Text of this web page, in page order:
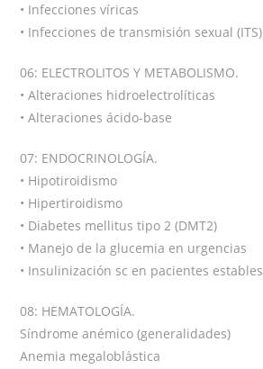
• Infecciones víricas
• Infecciones de transmisión sexual (ITS)
06: ELECTROLITOS Y METABOLISMO.
• Alteraciones hidroelectrolíticas
• Alteraciones ácido-base
07: ENDOCRINOLOGÍA.
• Hipotiroidismo
• Hipertiroidismo
• Diabetes mellitus tipo 2 (DMT2)
• Manejo de la glucemia en urgencias
• Insulinización sc en pacientes estables
08: HEMATOLOGÍA.
Síndrome anémico (generalidades)
Anemia megaloblástica